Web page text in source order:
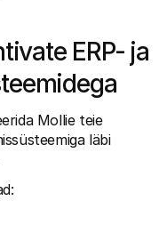
ERP- ja
Mollie teie
läbi